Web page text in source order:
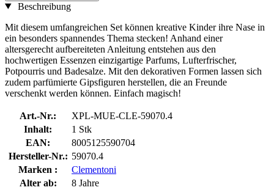
Beschreibung
Mit diesem umfangreichen Set können kreative Kinder ihre Nase in
ein besonders spannendes Thema stecken! Anhand einer
altersgerecht aufbereiteten Anleitung entstehen aus den
hochwertigen Essenzen einzigartige Parfums, Lufterfrischer,
Potpourris und Badesalze. Mit den dekorativen Formen lassen sich
zudem parfümierte Gipsfiguren herstellen, die an Freunde
verschenkt werden können. Einfach magisch!
Art.-Nr.:
XPL-MUE-CLE-59070.4
Inhalt:
1 Stk
EAN:
8005125590704
Hersteller-Nr.: 59070.4
Marken :
Clementoni
Alter ab:
8 Jahre